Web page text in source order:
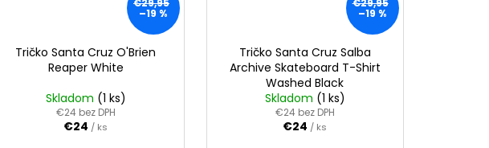
€29,95
–19 %
Tričko Santa Cruz O'Brien
Reaper White
Skladom (1 ks)
€24 bez DPH
€24 / ks
€29,95
–19 %
Tričko Santa Cruz Salba
Archive Skateboard T-Shirt
Washed Black
Skladom (1 ks)
€24 bez DPH
€24 / ks